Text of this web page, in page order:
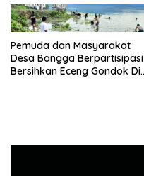
Pemuda dan Masyarakat
Desa Bangga Berpartisipasi
Bersihkan Eceng Gondok Di